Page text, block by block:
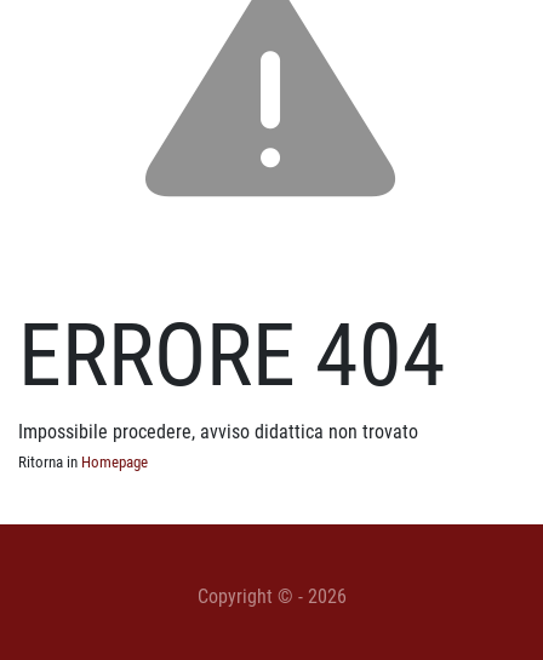
ERRORE 404
Impossibile procedere, avviso didattica non trovato
Ritorna in Homepage
Copyright © - 2026